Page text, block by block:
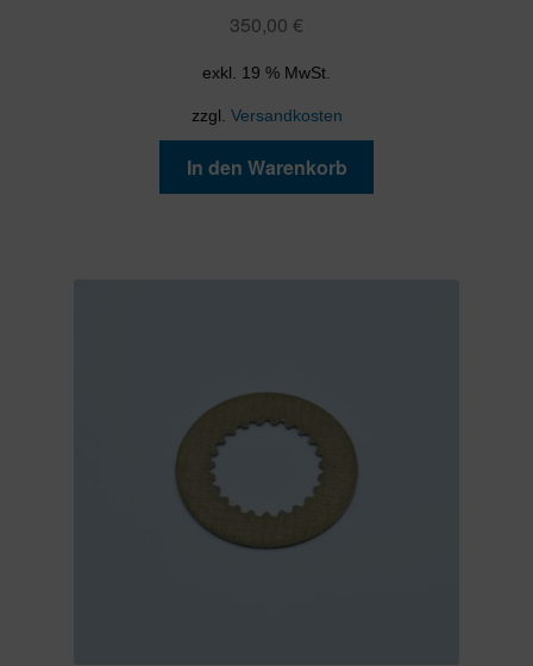
350,00 €
exkl. 19 % MwSt.
zzgl. Versandkosten
In den Warenkorb